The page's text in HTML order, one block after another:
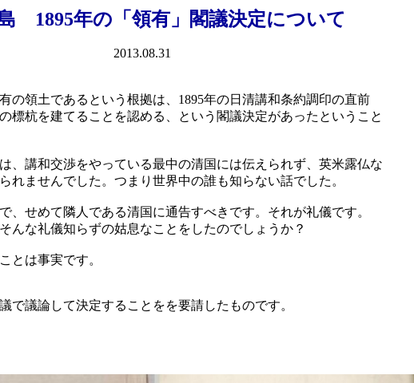
1895年の「領有」閣議決定について
2013.08.31
の領土であるという根拠は、1895年の日清講和条約調印の直前
標杭を建てることを認める、という閣議決定があったということ
、講和交渉をやっている最中の清国には伝えられず、英米露仏な
れませんでした。つまり世界中の誰も知らない話でした。
、せめて隣人である清国に通告すべきです。それが礼儀です。
んな礼儀知らずの姑息なことをしたのでしょうか？
とは事実です。
で議論して決定することをを要請したものです。